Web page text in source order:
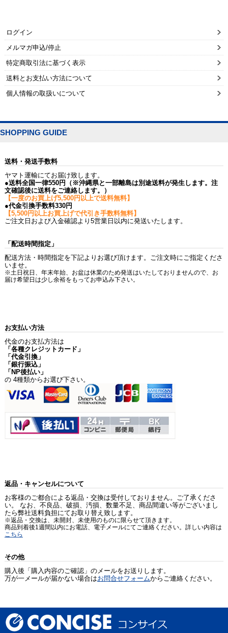
ログイン
メルマガ申込/停止
特定商取引法に基づく表示
送料とお支払い方法について
個人情報の取扱いについて
SHOPPING GUIDE
送料・発送手数料
ヤマト運輸にてお届け致します。
●送料全国一律550円（※沖縄県と一部離島は別途送料が発生します。注
文確認後に送料をご連絡します。）
【一度のお買上げ5,500円以上で送料無料】
●代金引換手数料330円
【5,500円以上お買上げで代引き手数料無料】
ご注文日および入金確認より5営業日以内に発送いたします。
「配送時間指定」
配送方法・時間指定を下記よりお選び頂けます。ご注文時にご指定くださ
いませ。
※土日祝日、年末年始、お盆は休業のため発送はいたしておりませんので、お
届け希望日は少し余裕をもってお申込み下さい。
お支払い方法
代金のお支払方法は
「各種クレジットカード」
「代金引換」
「銀行振込」
「NP後払い」
の 4種類からお選び下さい。
返品・キャンセルについて
お客様のご都合による返品・交換は受付しておりません。ご了承くださ
い。 なお、不良品、破損、汚損、数量不足、商品間違い等がございまし
たら弊社送料負担にてお取り替え致します。
※返品・交換は、未開封、未使用のものに限らせて頂きます。
商品到着後1週間以内にお電話、電子メールにてご連絡ください。詳しい内容は
こちら
その他
購入後「購入内容のご確認」のメールをお送りします。
万が一メールが届かない場合はお問合せフォームからご連絡ください。